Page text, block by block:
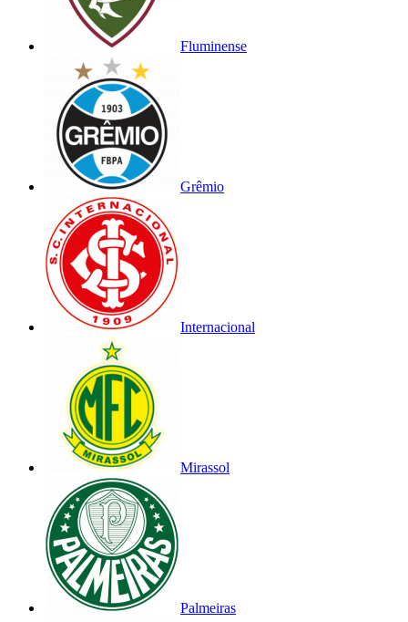
Fluminense
Grêmio
Internacional
Mirassol
Palmeiras